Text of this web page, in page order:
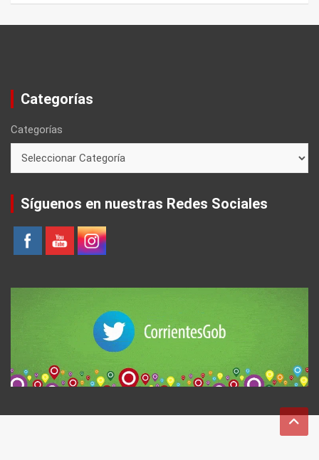
Categorías
Categorías
Síguenos en nuestras Redes Sociales